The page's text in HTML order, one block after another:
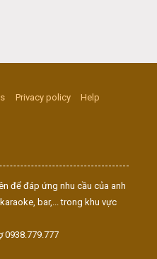
Privacy policy
Help
để đáp ứng nhu cầu của anh
bar,... trong khu vực
0938.779.777